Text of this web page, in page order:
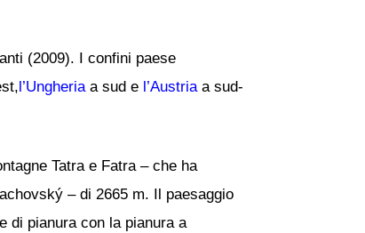
(2009). I confini paese
l’Ungheriaa sud e l’Austriaa sud-
Tatra e Fatra – che ha
– di 2665 m. Il paesaggio
di pianura con la pianura a